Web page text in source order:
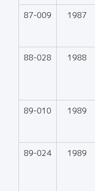
87-009 1987
88-028 1988
89-010 1989
89-024 1989